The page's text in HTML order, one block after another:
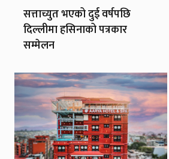
सत्ताच्युत भएको दुई वर्षपछि
दिल्लीमा हसिनाको पत्रकार
सम्मेलन